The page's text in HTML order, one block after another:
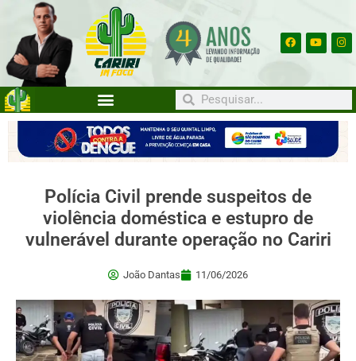
Polícia Civil prende suspeitos de
violência doméstica e estupro de
vulnerável durante operação no Cariri
João Dantas 11/06/2026